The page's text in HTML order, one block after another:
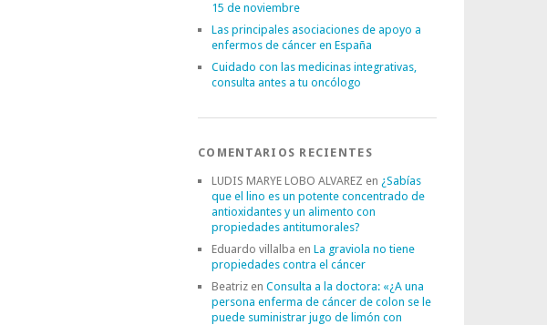
15 de noviembre
Las principales asociaciones de apoyo a
enfermos de cáncer en España
Cuidado con las medicinas integrativas,
consulta antes a tu oncólogo
COMENTARIOS RECIENTES
LUDIS MARYE LOBO ALVAREZ en ¿Sabías
que el lino es un potente concentrado de
antioxidantes y un alimento con
propiedades antitumorales?
Eduardo villalba en La graviola no tiene
propiedades contra el cáncer
Beatriz en Consulta a la doctora: «¿A una
persona enferma de cáncer de colon se le
puede suministrar jugo de limón con